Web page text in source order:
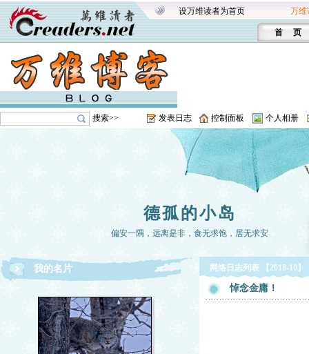
设万维读者为首页 万维
首 页
搜索>> 发表日志 控制面板 个人相册
德孤的小岛
偏安一隅，远离是非，食无求饱，居无求安
我的名片 网络日志列表 【2018-10】
悼念金庸！